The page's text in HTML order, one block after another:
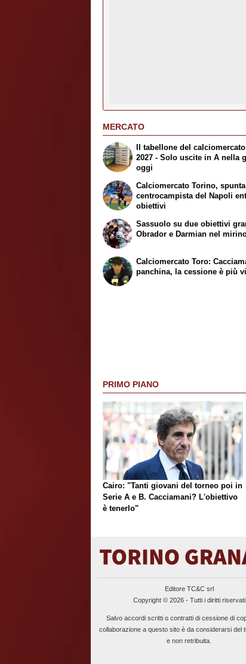
MERCATO
Il tabellone del
2027 - Solo uscite in A nella
oggi
Calciomercato Torino, spunta
centrocampista del Napoli
obiettivi
Sassuolo su due obiettivi
Obrador e Darmian nel
Calciomercato Toro:
panchina, la cessione è più
PRIMO PIANO
Cairo: "Tanti giovani del torneo poi in
Serie A e B. Cacciamani? L'obiettivo
è tenerlo"
Editore TC&C srl
Copyright © 2026 - Tutti i diritti riservati
Salvo accordi scritti o contratti di cessione di
collaborazione a questo sito è da considerarsi del
e non retribuita.